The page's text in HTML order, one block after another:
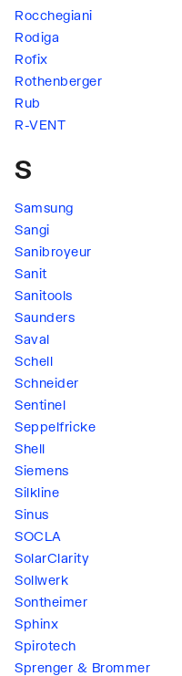
Rocchegiani
Rodiga
Rofix
Rothenberger
Rub
R-VENT
S
Samsung
Sangi
Sanibroyeur
Sanit
Sanitools
Saunders
Saval
Schell
Schneider
Sentinel
Seppelfricke
Shell
Siemens
Silkline
Sinus
SOCLA
SolarClarity
Sollwerk
Sontheimer
Sphinx
Spirotech
Sprenger & Brommer